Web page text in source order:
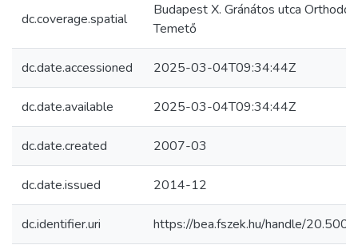
dc.coverage.spatial
Budapest X. Gránátos utca
Temető
dc.date.accessioned 2025-03-04T09:34:44Z
dc.date.available 2025-03-04T09:34:44Z
dc.date.created 2007-03
dc.date.issued 2014-12
dc.identifier.uri https://bea.fszek.hu/handle/